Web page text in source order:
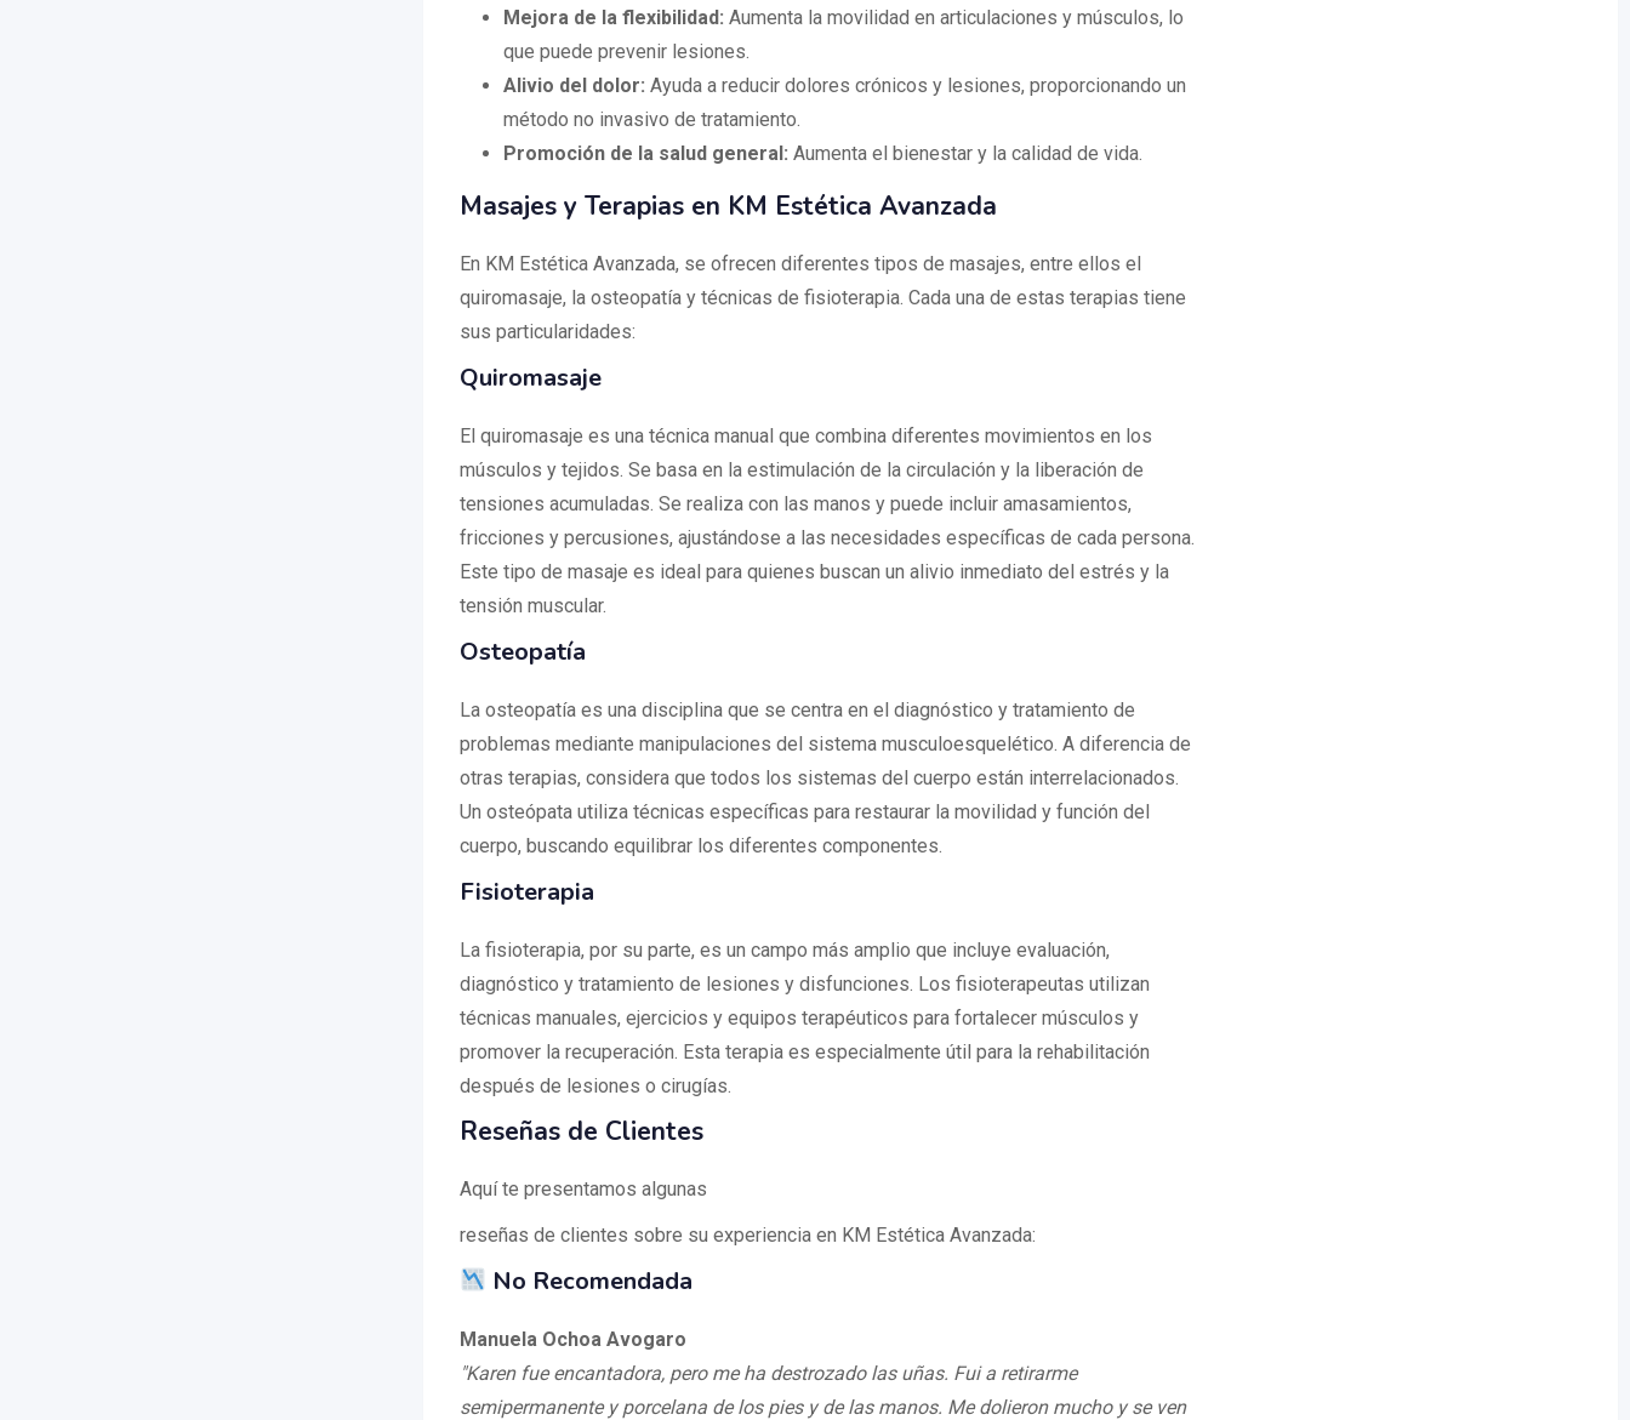
Mejora de la flexibilidad: Aumenta la movilidad en articulaciones y músculos, lo
que puede prevenir lesiones.
Alivio del dolor: Ayuda a reducir dolores crónicos y lesiones, proporcionando un
método no invasivo de tratamiento.
Promoción de la salud general: Aumenta el bienestar y la calidad de vida.
Masajes y Terapias en KM Estética Avanzada
En KM Estética Avanzada, se ofrecen diferentes tipos de masajes, entre ellos el
quiromasaje, la osteopatía y técnicas de fisioterapia. Cada una de estas terapias tiene
sus particularidades:
Quiromasaje
El quiromasaje es una técnica manual que combina diferentes movimientos en los
músculos y tejidos. Se basa en la estimulación de la circulación y la liberación de
tensiones acumuladas. Se realiza con las manos y puede incluir amasamientos,
fricciones y percusiones, ajustándose a las necesidades específicas de cada persona.
Este tipo de masaje es ideal para quienes buscan un alivio inmediato del estrés y la
tensión muscular.
Osteopatía
La osteopatía es una disciplina que se centra en el diagnóstico y tratamiento de
problemas mediante manipulaciones del sistema musculoesquelético. A diferencia de
otras terapias, considera que todos los sistemas del cuerpo están interrelacionados.
Un osteópata utiliza técnicas específicas para restaurar la movilidad y función del
cuerpo, buscando equilibrar los diferentes componentes.
Fisioterapia
La fisioterapia, por su parte, es un campo más amplio que incluye evaluación,
diagnóstico y tratamiento de lesiones y disfunciones. Los fisioterapeutas utilizan
técnicas manuales, ejercicios y equipos terapéuticos para fortalecer músculos y
promover la recuperación. Esta terapia es especialmente útil para la rehabilitación
después de lesiones o cirugías.
Reseñas de Clientes
Aquí te presentamos algunas
reseñas de clientes sobre su experiencia en KM Estética Avanzada:
No Recomendada
Manuela Ochoa Avogaro
"Karen fue encantadora, pero me ha destrozado las uñas. Fui a retirarme
semipermanente y porcelana de los pies y de las manos. Me dolieron mucho y se ven